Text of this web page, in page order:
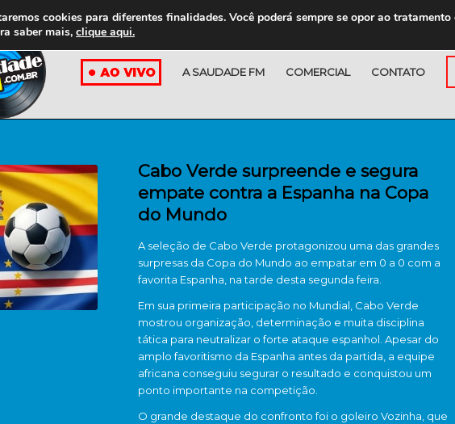
A SAUDADE FM COMERCIAL CONTATO
Cabo Verde surpreende e segura
empate contra a Espanha na Copa
do Mundo
A seleção de Cabo Verde protagonizou uma das grandes
surpresas da Copa do Mundo ao empatar em 0 a 0 com a
favorita Espanha , na tarde desta segunda feira.
Em sua primeira participação no Mundial, Cabo Verde
mostrou organização, determinação e muita disciplina
tática para neutralizar o forte ataque espanhol. Apesar do
amplo favoritismo da Espanha antes da partida, a equipe
africana conseguiu segurar o resultado e conquistou um
ponto importante na competição.
O grande destaque do confronto foi o goleiro Vozinha , que
cookies para diferentes finalidades. Você poderá sempre se opor ao
saber mais, clique aqui.